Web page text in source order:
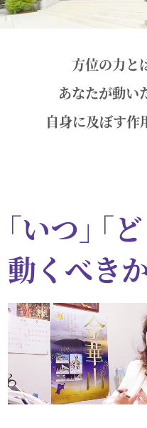
方位の力と
あなたが動い
自身に及ぼす作
｢いつ｣ ｢
動くべきか